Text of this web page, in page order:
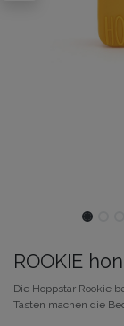
ROOKIE
Die Hoppstar Rookie
Tasten machen die